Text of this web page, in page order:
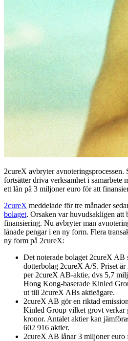
2cureX avbryter avnoteringsprocessen.
fortsätter driva verksamhet i samarbete
ett lån på 3 miljoner euro för att
2cureX meddelade för tre månader
bolaget. Orsaken var huvudsakligen att
finansiering. Nu avbryter man
lånade pengar i en ny form. Flera
ny form på 2cureX:
Det noterade bolaget 2cureX AB
dotterbolag 2cureX A/S. Priset
per 2cureX AB-aktie, dvs 5,7
Hong Kong-baserade Kinled
ut till 2cureX ABs aktieägare.
2cureX AB gör en riktad
Kinled Group vilket grovt verkar
kronor. Antalet aktier kan
602 916 aktier.
2cureX AB lånar 3 miljoner euro